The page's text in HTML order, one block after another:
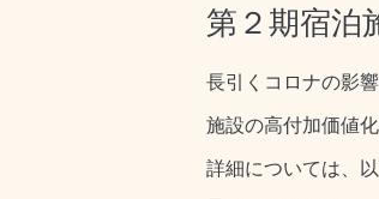
第２期宿泊
長引くコロナの影
施設の高付加価値
詳細については、